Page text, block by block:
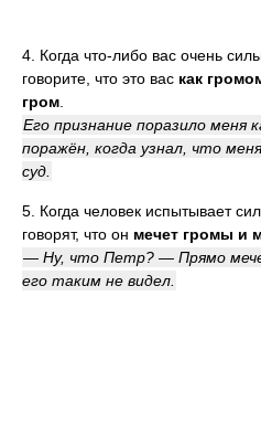
4. Когда что-либо вас очень
говорите, что это вас как
гром
Его признание поразило меня
поражён, когда узнал, что
суд.
5. Когда человек испытывает
говорят, что он мечет громы и
— Ну, что Петр? — Прямо
его таким не видел.